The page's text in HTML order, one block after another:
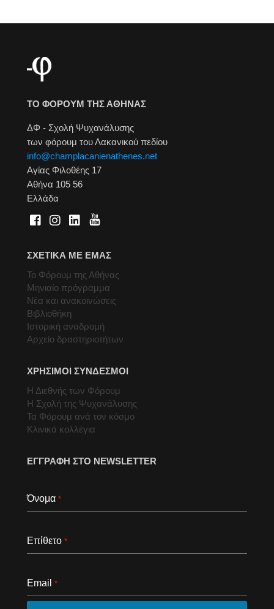
ΤΟ ΦΟΡΟΥΜ ΤΗΣ ΑΘΗΝΑΣ
ΔΦ - Σχολή Ψυχανάλυσης
των φόρουμ του Λακανικού πεδίου
info@champlacanienathenes.net
Αγίας Φιλοθέης 17
Αθήνα 105 56
Ελλάδα
ΣΧΕΤΙΚΑ ΜΕ ΕΜΑΣ
Το Φόρουμ της Αθήνας
Μηνιαίο πρόγραμμα
Νέα και ανακοινώσεις
Βιβλιοθήκη
Ιστορική αναδρομή
Αρχείο δραστηριοτήτων
ΧΡΗΣΙΜΟΙ ΣΥΝΔΕΣΜΟΙ
Η Διεθνής των Φόρουμ
Η Σχολή της Ψυχανάλυσης
Τα Φόρουμ ανά τον κόσμο
Κλινικά κολλέγια
ΕΓΓΡΑΦΗ ΣΤΟ NEWSLETTER
Όνομα *
Επίθετο *
Email *